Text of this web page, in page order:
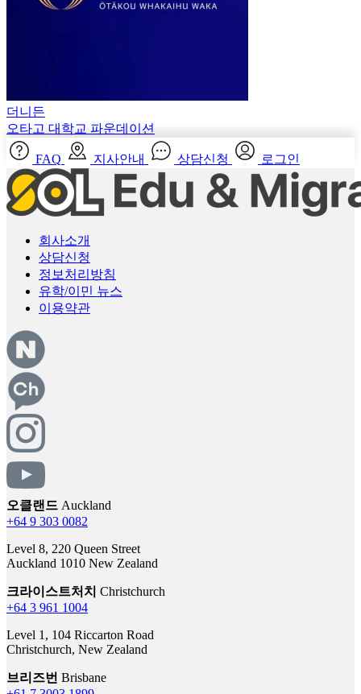
더니든
오타고 대학교 파운데이션
FAQ 지사안내 상담신청 로그인
회사소개
상담신청
정보처리방침
유학/이민 뉴스
이용약관
오클랜드 Auckland
+64 9 303 0082
Level 8, 220 Queen Street
Auckland 1010 New Zealand
크라이스트처치 Christchurch
+64 3 961 1004
Level 1, 104 Riccarton Road
Christchurch, New Zealand
브리즈번 Brisbane